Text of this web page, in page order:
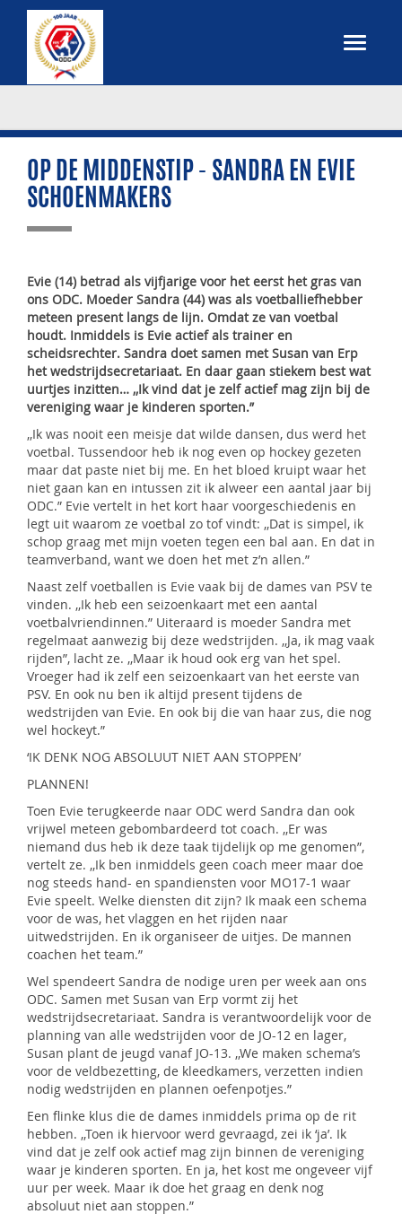
OP DE MIDDENSTIP - SANDRA EN EVIE
SCHOENMAKERS
Evie (14) betrad als vijfjarige voor het eerst het gras van
ons ODC. Moeder Sandra (44) was als voetballiefhebber
meteen present langs de lijn. Omdat ze van voetbal
houdt. Inmiddels is Evie actief als trainer en
scheidsrechter. Sandra doet samen met Susan van Erp
het wedstrijdsecretariaat. En daar gaan stiekem best wat
uurtjes inzitten… ,,Ik vind dat je zelf actief mag zijn bij de
vereniging waar je kinderen sporten.”
,,Ik was nooit een meisje dat wilde dansen, dus werd het
voetbal. Tussendoor heb ik nog even op hockey gezeten
maar dat paste niet bij me. En het bloed kruipt waar het
niet gaan kan en intussen zit ik alweer een aantal jaar bij
ODC.” Evie vertelt in het kort haar voorgeschiedenis en
legt uit waarom ze voetbal zo tof vindt: ,,Dat is simpel, ik
schop graag met mijn voeten tegen een bal aan. En dat in
teamverband, want we doen het met z’n allen.”
Naast zelf voetballen is Evie vaak bij de dames van PSV te
vinden. ,,Ik heb een seizoenkaart met een aantal
voetbalvriendinnen.” Uiteraard is moeder Sandra met
regelmaat aanwezig bij deze wedstrijden. ,,Ja, ik mag vaak
rijden”, lacht ze. ,,Maar ik houd ook erg van het spel.
Vroeger had ik zelf een seizoenkaart van het eerste van
PSV. En ook nu ben ik altijd present tijdens de
wedstrijden van Evie. En ook bij die van haar zus, die nog
wel hockeyt.”
‘IK DENK NOG ABSOLUUT NIET AAN STOPPEN’
PLANNEN!
Toen Evie terugkeerde naar ODC werd Sandra dan ook
vrijwel meteen gebombardeerd tot coach. ,,Er was
niemand dus heb ik deze taak tijdelijk op me genomen”,
vertelt ze. ,,Ik ben inmiddels geen coach meer maar doe
nog steeds hand- en spandiensten voor MO17-1 waar
Evie speelt. Welke diensten dit zijn? Ik maak een schema
voor de was, het vlaggen en het rijden naar
uitwedstrijden. En ik organiseer de uitjes. De mannen
coachen het team.”
Wel spendeert Sandra de nodige uren per week aan ons
ODC. Samen met Susan van Erp vormt zij het
wedstrijdsecretariaat. Sandra is verantwoordelijk voor de
planning van alle wedstrijden voor de JO-12 en lager,
Susan plant de jeugd vanaf JO-13. ,,We maken schema’s
voor de veldbezetting, de kleedkamers, verzetten indien
nodig wedstrijden en plannen oefenpotjes.”
Een flinke klus die de dames inmiddels prima op de rit
hebben. ,,Toen ik hiervoor werd gevraagd, zei ik ‘ja’. Ik
vind dat je zelf ook actief mag zijn binnen de vereniging
waar je kinderen sporten. En ja, het kost me ongeveer vijf
uur per week. Maar ik doe het graag en denk nog
absoluut niet aan stoppen.”